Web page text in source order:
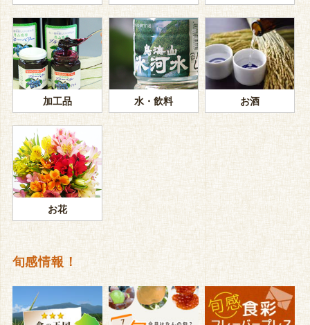
加工品 水・飲料 お酒
お花
旬感情報！